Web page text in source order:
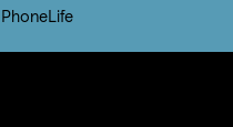
PhoneLife